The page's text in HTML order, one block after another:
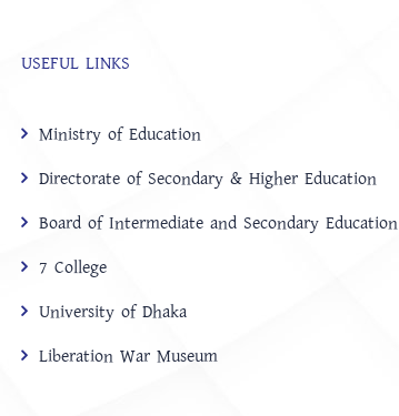
USEFUL LINKS
Ministry of Education
Directorate of Secondary & Higher Education
Board of Intermediate and Secondary Education
7 College
University of Dhaka
Liberation War Museum